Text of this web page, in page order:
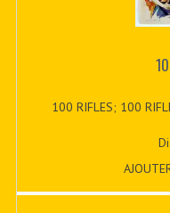
100 RIFLES; 100